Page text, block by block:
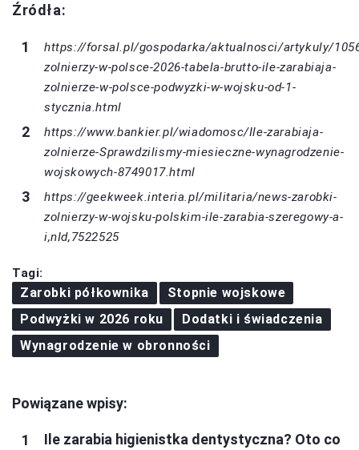
Źródła:
https://forsal.pl/gospodarka/aktualnosci/artykuly/
zolnierzy-w-polsce-2026-tabela-brutto-ile-zarabiaja-
zolnierze-w-polsce-podwyzki-w-wojsku-od-1-
stycznia.html
https://www.bankier.pl/wiadomosc/Ile-zarabiaja-
zolnierze-Sprawdzilismy-miesieczne-wynagrodzenie-
wojskowych-8749017.html
https://geekweek.interia.pl/militaria/news-zarobki-
zolnierzy-w-wojsku-polskim-ile-zarabia-szeregowy-a-
i,nId,7522525
Tagi:
Zarobki półkownika
Stopnie wojskowe
Podwyżki w 2026 roku
Dodatki i świadczenia
Wynagrodzenie w obronności
Powiązane wpisy:
Ile zarabia higienistka dentystyczna? Oto co